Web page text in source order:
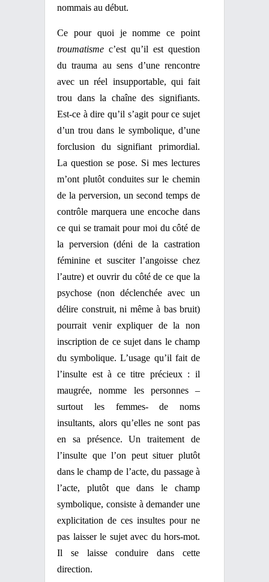
nommais au début.
Ce pour quoi je nomme ce point
troumatisme c’est qu’il est question
du trauma au sens d’une rencontre
avec un réel insupportable, qui fait
trou dans la chaîne des signifiants.
Est-ce à dire qu’il s’agit pour ce sujet
d’un trou dans le symbolique, d’une
forclusion du signifiant primordial.
La question se pose. Si mes lectures
m’ont plutôt conduites sur le chemin
de la perversion, un second temps de
contrôle marquera une encoche dans
ce qui se tramait pour moi du côté de
la perversion (déni de la castration
féminine et susciter l’angoisse chez
l’autre) et ouvrir du côté de ce que la
psychose (non déclenchée avec un
délire construit, ni même à bas bruit)
pourrait venir expliquer de la non
inscription de ce sujet dans le champ
du symbolique. L’usage qu’il fait de
l’insulte est à ce titre précieux : il
maugrée, nomme les personnes –
surtout les femmes- de noms
insultants, alors qu’elles ne sont pas
en sa présence. Un traitement de
l’insulte que l’on peut situer plutôt
dans le champ de l’acte, du passage à
l’acte, plutôt que dans le champ
symbolique, consiste à demander une
explicitation de ces insultes pour ne
pas laisser le sujet avec du hors-mot.
Il se laisse conduire dans cette
direction.